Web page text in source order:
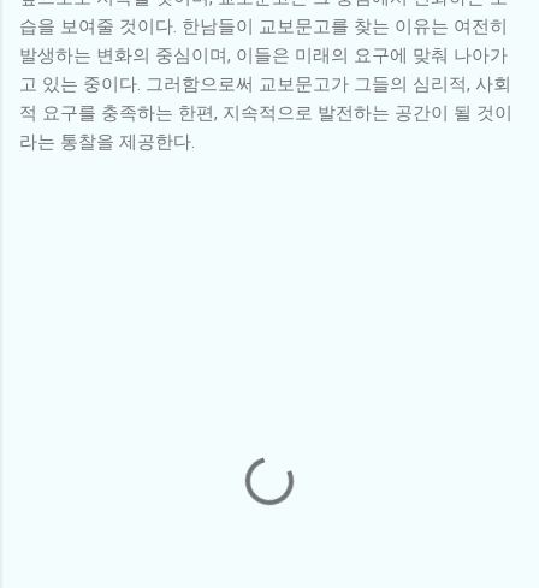
습을 보여줄 것이다. 한남들이 교보문고를 찾는 이유는 여전히
발생하는 변화의 중심이며, 이들은 미래의 요구에 맞춰 나아가
고 있는 중이다. 그러함으로써 교보문고가 그들의 심리적, 사회
적 요구를 충족하는 한편, 지속적으로 발전하는 공간이 될 것이
라는 통찰을 제공한다.